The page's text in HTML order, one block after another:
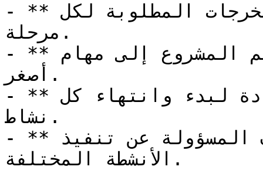
- **الأهداف الرئيسية**: تحديد المخرجات المطلوبة لكل
مرحلة.
- **الأنشطة التفصيلية**: تقسيم المشروع إلى مهام
أصغر.
- **الجدول الزمني**: تواريخ محددة لبدء وانتهاء كل
نشاط.
- **المسؤوليات**: تحديد الأطراف المسؤولة عن تنفيذ
الأنشطة المختلفة.